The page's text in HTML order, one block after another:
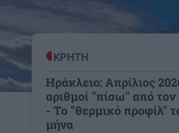
ΚΡΗΤΗ
Ηράκλειο: Απρίλιος
αριθμοί "πίσω" από τον
- Το "θερμικό προφίλ"
μήνα